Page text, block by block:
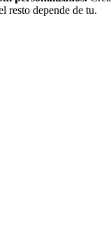
resto depende de tu.